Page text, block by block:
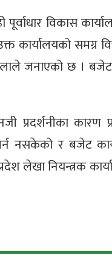
पूर्वाधार विकास
समग्र
जनाएको छ ।
कारण
नसकेको र बजेट
लेखा नियन्त्रक